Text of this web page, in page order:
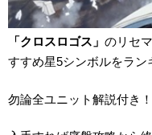
「クロスロゴス」 のリセ
すすめ星5シンボルをラン
勿論全ユニット解説付き！